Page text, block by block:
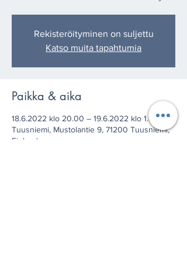
Rekisteröityminen on suljettu
Katso muita tapahtumia
Paikka & aika
18.6.2022 klo 20.00 – 19.6.2022 klo 1.00
Tuusniemi, Mustolantie 9, 71200 Tuusniemi,
Finland